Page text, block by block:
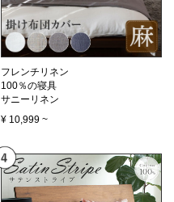
フレンチリネン
100％の寝具
サニーリネン
¥ 10,999 ~